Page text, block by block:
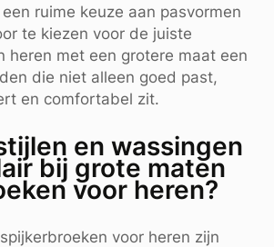
ruime keuze aan pasvormen
te kiezen voor de juiste
heren met een grotere maat een
die niet alleen goed past,
en comfortabel zit.
en wassingen
bij grote maten
voor heren?
voor heren zijn